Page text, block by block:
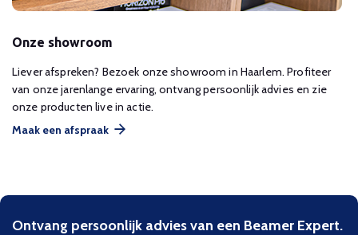
Onze showroom
Liever afspreken? Bezoek onze showroom in Haarlem. Profiteer
van onze jarenlange ervaring, ontvang persoonlijk advies en zie
onze producten live in actie.
Maak een afspraak
Ontvang persoonlijk advies van een Beamer Expert.